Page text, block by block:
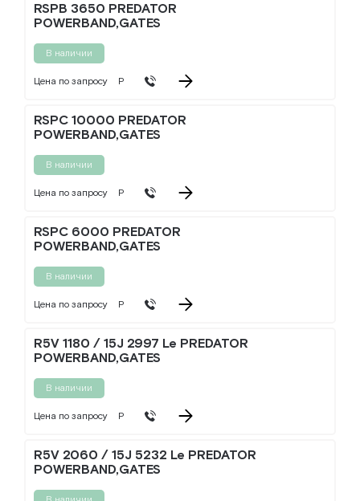
RSPB 3650 PREDATOR
POWERBAND,GATES
В наличии
Цена по запросу Р
RSPC 10000 PREDATOR
POWERBAND,GATES
В наличии
Цена по запросу Р
RSPC 6000 PREDATOR
POWERBAND,GATES
В наличии
Цена по запросу Р
R5V 1180 / 15J 2997 Le PREDATOR
POWERBAND,GATES
В наличии
Цена по запросу Р
R5V 2060 / 15J 5232 Le PREDATOR
POWERBAND,GATES